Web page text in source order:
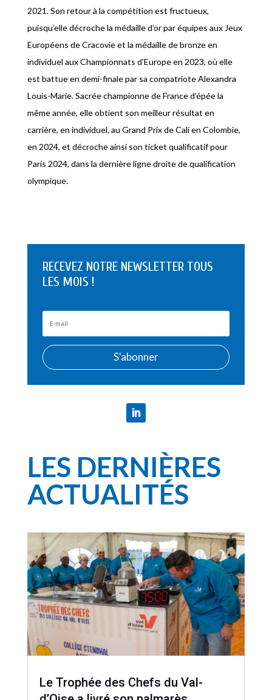
2021. Son retour à la compétition est fructueux,
puisqu’elle décroche la médaille d’or par équipes aux Jeux
Européens de Cracovie et la médaille de bronze en
individuel aux Championnats d’Europe en 2023, où elle
est battue en demi-finale par sa compatriote Alexandra
Louis-Marie. Sacrée championne de France d’épée la
même année, elle obtient son meilleur résultat en
carrière, en individuel, au Grand Prix de Cali en Colombie,
en 2024, et décroche ainsi son ticket qualificatif pour
Paris 2024, dans la dernière ligne droite de qualification
olympique.
RECEVEZ NOTRE NEWSLETTER TOUS
LES MOIS !
S'abonner
LES DERNIÈRES
ACTUALITÉS
Le Trophée des Chefs du Val-